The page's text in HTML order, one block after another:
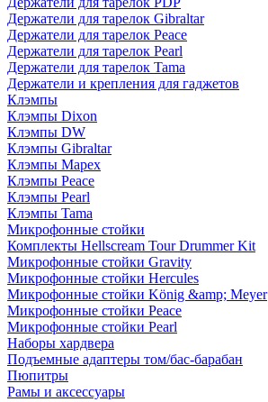
Держатели для тарелок Gibraltar
Держатели для тарелок Peace
Держатели для тарелок Pearl
Держатели для тарелок Tama
Держатели и крепления для гаджетов
Клэмпы
Клэмпы Dixon
Клэмпы DW
Клэмпы Gibraltar
Клэмпы Mapex
Клэмпы Peace
Клэмпы Pearl
Клэмпы Tama
Микрофонные стойки
Комплекты Hellscream Tour Drummer Kit
Микрофонные стойки Gravity
Микрофонные стойки Hercules
Микрофонные стойки König &amp; Meyer
Микрофонные стойки Peace
Микрофонные стойки Pearl
Наборы хардвера
Подъемные адаптеры том/бас-барабан
Пюпитры
Рамы и аксессуары